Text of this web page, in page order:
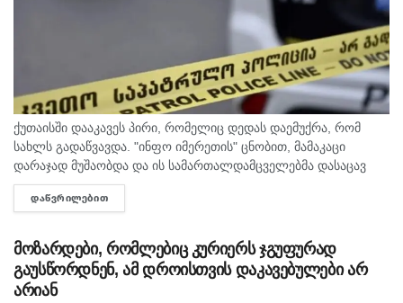
ქუთაისში დააკავეს პირი, რომელიც დედას დაემუქრა, რომ
სახლს გადაწვავდა. "ინფო იმერეთის" ცნობით, მამაკაცი
დარაჯად მუშაობდა და ის სამართალდამცველებმა დასაცავ
ობიექტზე აიყვანეს. შსს-ს ინფორმაციით, დაკავებულს
სისხლის სამართლის კოდექსის 11 პრიმა...
ᲓᲐᲬᲕᲠᲘᲚᲔᲑᲘᲗ
მოზარდები, რომლებიც კურიერს ჯგუფურად
გაუსწორდნენ, ამ დროისთვის დაკავებულები არ
არიან